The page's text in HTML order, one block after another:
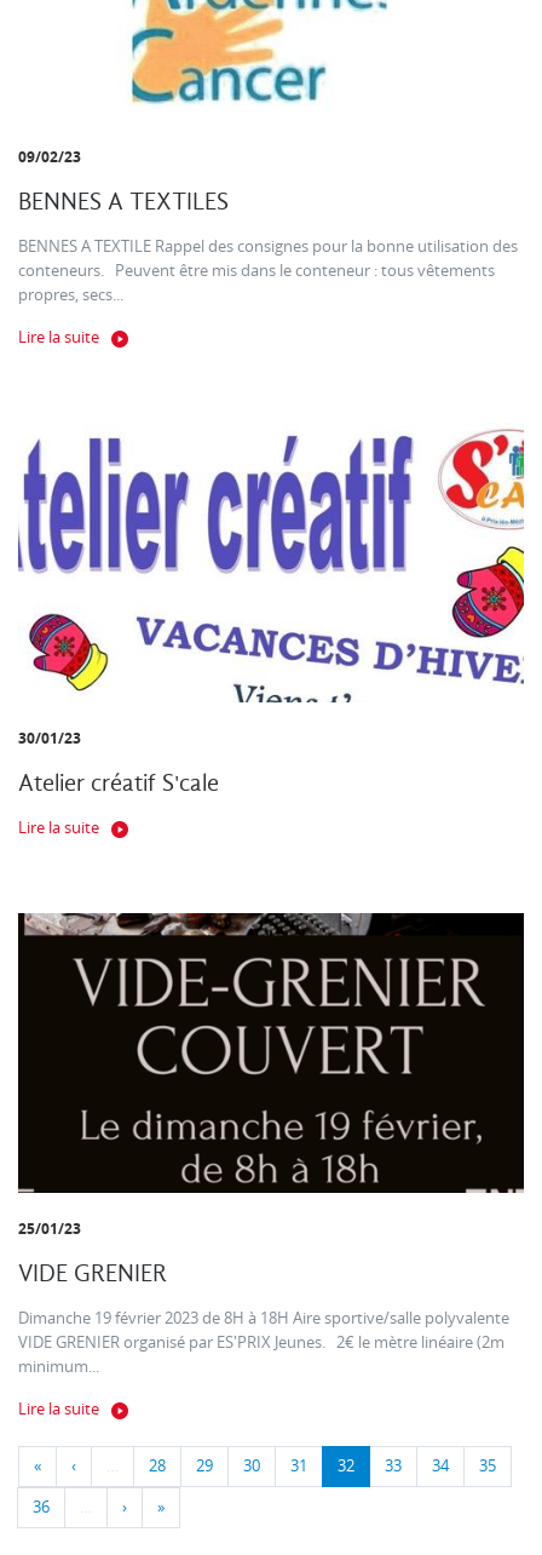
09/02/23
BENNES A TEXTILES
BENNES A TEXTILE Rappel des consignes pour la bonne utilisation des
conteneurs. Peuvent être mis dans le conteneur : tous vêtements
propres, secs...
Lire la suite
30/01/23
Atelier créatif S'cale
Lire la suite
25/01/23
VIDE GRENIER
Dimanche 19 février 2023 de 8H à 18H Aire sportive/salle polyvalente
VIDE GRENIER organisé par ES'PRIX Jeunes. 2€ le mètre linéaire (2m
minimum...
Lire la suite
« ‹ … 28 29 30 31 32 33 34 35
36 … › »